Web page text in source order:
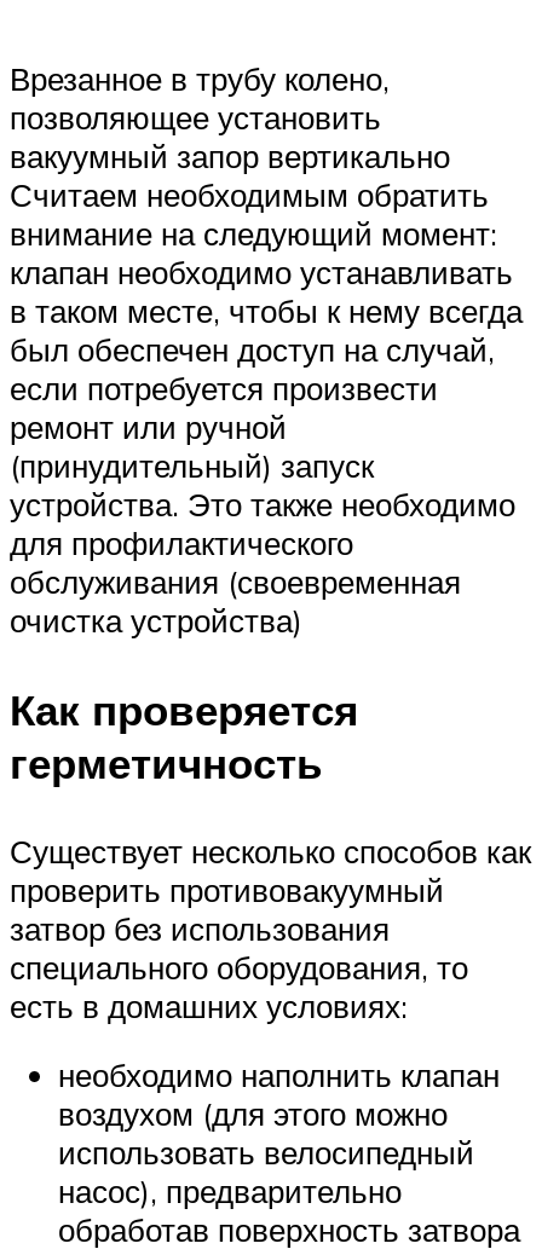
Врезанное в трубу колено,
позволяющее установить
вакуумный запор вертикально
Считаем необходимым обратить
внимание на следующий момент:
клапан необходимо устанавливать
в таком месте, чтобы к нему всегда
был обеспечен доступ на случай,
если потребуется произвести
ремонт или ручной
(принудительный) запуск
устройства. Это также необходимо
для профилактического
обслуживания (своевременная
очистка устройства)
Как проверяется
герметичность
Существует несколько способов как
проверить противовакуумный
затвор без использования
специального оборудования, то
есть в домашних условиях:
необходимо наполнить клапан
воздухом (для этого можно
использовать велосипедный
насос), предварительно
обработав поверхность затвора